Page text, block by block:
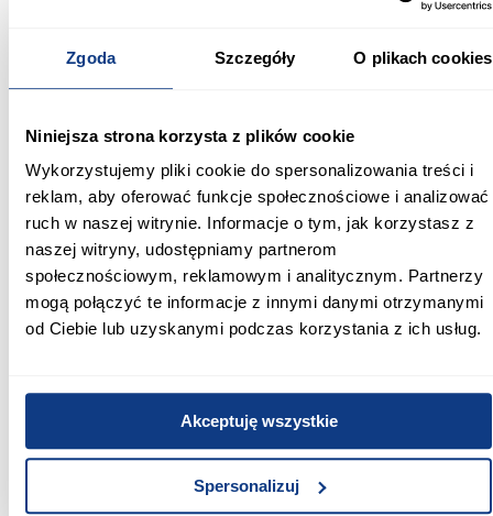
Zgoda Szczegóły O plikach cookies
Niniejsza strona korzysta z plików cookie
Wykorzystujemy pliki cookie do spersonalizowania treści i
reklam, aby oferować funkcje społecznościowe i analizować
ruch w naszej witrynie. Informacje o tym, jak korzystasz z
naszej witryny, udostępniamy partnerom
społecznościowym, reklamowym i analitycznym. Partnerzy
mogą połączyć te informacje z innymi danymi otrzymanymi
od Ciebie lub uzyskanymi podczas korzystania z ich usług.
Akceptuję wszystkie
Spersonalizuj
1,07
Maksymalna pojemność [L]:
7250
Producent:
BESTWAY
szary
basen, pompa filtrująca, drabina zabezpieczająca,
przykrycie basenu, dozownik ChemConnect™